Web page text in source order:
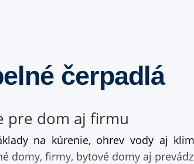
čerpadlá
pre dom aj firmu
na kúrenie, ohrev vody aj
domy, firmy, bytové domy aj